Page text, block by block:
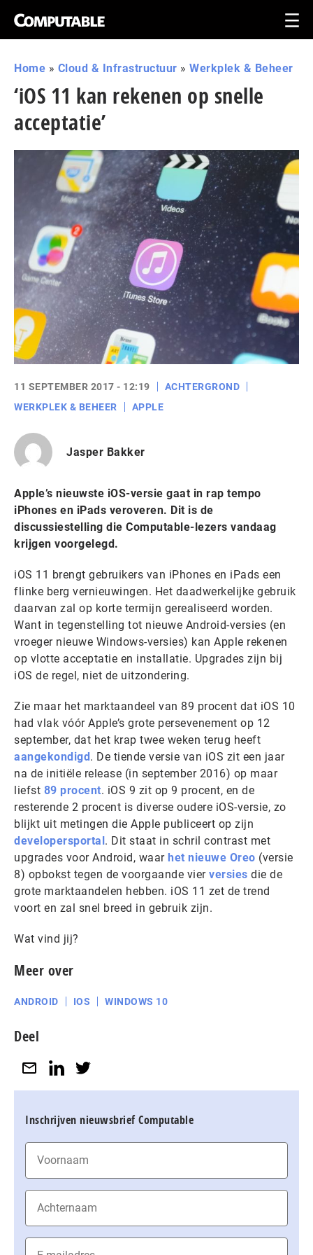
Home » Cloud & Infrastructuur » Werkplek & Beheer
‘iOS 11 kan rekenen op snelle
acceptatie’
11 SEPTEMBER 2017 - 12:19
ACHTERGROND
WERKPLEK & BEHEER
APPLE
Jasper Bakker
Apple’s nieuwste iOS-versie gaat in rap tempo
iPhones en iPads veroveren. Dit is de
discussiestelling die Computable-lezers vandaag
krijgen voorgelegd.
iOS 11 brengt gebruikers van iPhones en iPads een
flinke berg vernieuwingen. Het daadwerkelijke gebruik
daarvan zal op korte termijn gerealiseerd worden.
Want in tegenstelling tot nieuwe Android-versies (en
vroeger nieuwe Windows-versies) kan Apple rekenen
op vlotte acceptatie en installatie. Upgrades zijn bij
iOS de regel, niet de uitzondering.
Zie maar het marktaandeel van 89 procent dat iOS 10
had vlak vóór Apple’s grote persevenement op 12
september, dat het krap twee weken terug heeft
aangekondigd. De tiende versie van iOS zit een jaar
na de initiële release (in september 2016) op maar
liefst 89 procent. iOS 9 zit op 9 procent, en de
resterende 2 procent is diverse oudere iOS-versie, zo
blijkt uit metingen die Apple publiceert op zijn
developersportal. Dit staat in schril contrast met
upgrades voor Android, waar het nieuwe Oreo (versie
8) opbokst tegen de voorgaande vier versies die de
grote marktaandelen hebben. iOS 11 zet de trend
voort en zal snel breed in gebruik zijn.
Wat vind jij?
Meer over
ANDROID IOS WINDOWS 10
Deel
Inschrijven nieuwsbrief Computable